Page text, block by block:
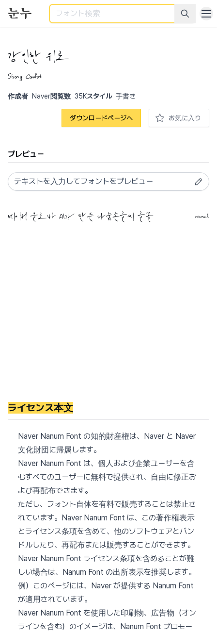
検索
강인한 위로
Strong Comfort
作成者 Naver閲覧数 35Kスタイル 手書き
ダウンロードページへ お気に入り
プレビュー
normal
ライセンス本文
Naver Nanum Font の知的財産権は、Naver と Naver
文化財団に帰属します。
Naver Nanum Font は、個人および企業ユーザーを含
むすべてのユーザーに無料で提供され、自由に修正お
よび再配布できます。
ただし、フォント自体を有料で販売することは禁止さ
れています。Naver Nanum Font は、この著作権表示
とライセンス条項を含めて、他のソフトウェアとバン
ドルしたり、再配布または販売することができます。
Naver Nanum Font ライセンス条項を含めることが難
しい場合は、Nanum Font の出所表示を推奨します。
例）このページには、Naver が提供する Nanum Font
が適用されています。
Naver Nanum Font を使用した印刷物、広告物（オン
ラインを含む）のイメージは、Nanum Font プロモー